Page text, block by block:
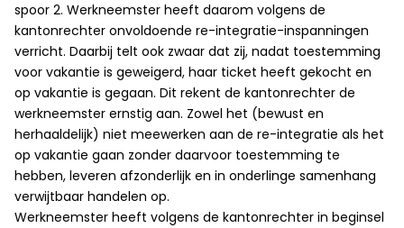
spoor 2. Werkneemster heeft daarom volgens de
kantonrechter onvoldoende re-integratie-inspanningen
verricht. Daarbij telt ook zwaar dat zij, nadat toestemming
voor vakantie is geweigerd, haar ticket heeft gekocht en
op vakantie is gegaan. Dit rekent de kantonrechter de
werkneemster ernstig aan. Zowel het (bewust en
herhaaldelijk) niet meewerken aan de re-integratie als het
op vakantie gaan zonder daarvoor toestemming te
hebben, leveren afzonderlijk en in onderlinge samenhang
verwijtbaar handelen op.
Werkneemster heeft volgens de kantonrechter in beginsel